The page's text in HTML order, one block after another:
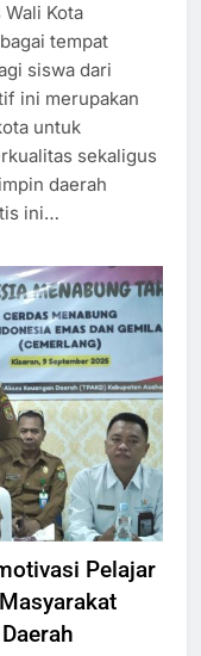
Kota
tempat
siswa dari
ini merupakan
untuk
sekaligus
daerah
ini…
Pelajar